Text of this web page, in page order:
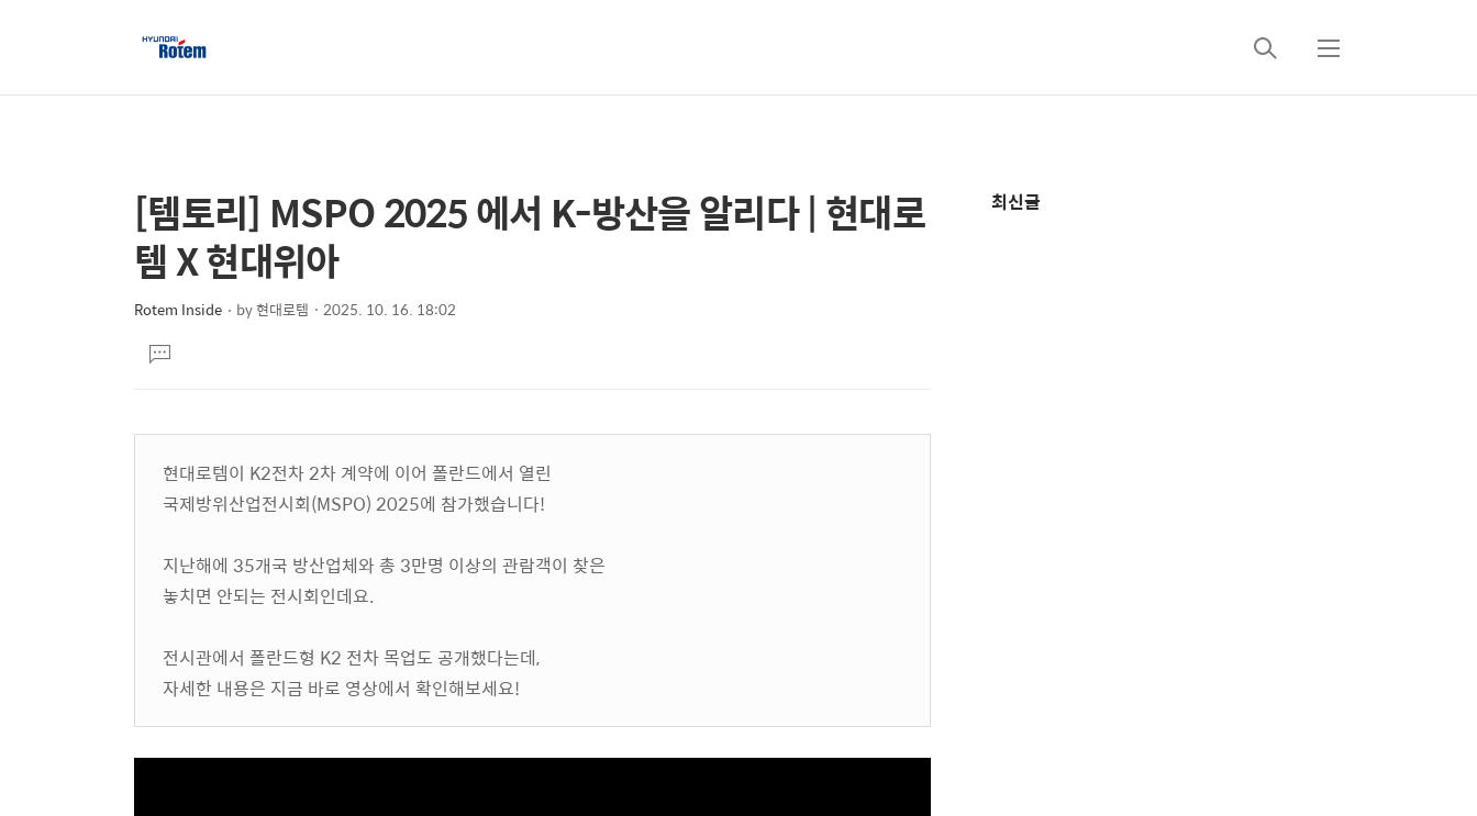
검
메
상
세
컨
텐
본
문
제
목
[템토리] MSPO 2025 에서 K-방산을 알리다 | 현대로
템 X 현대위아
Rotem Inside by현대로템 2025. 10. 16. 18:02
문댓
글
현대로템이 K2전차 2차 계약에 이어 폴란드에서 열린
국제방위산업전시회(MSPO) 2025에 참가했습니다!
지난해에 35개국 방산업체와 총 3만명 이상의 관람객이 찾은
놓치면 안되는 전시회인데요.
전시관에서 폴란드형 K2 전차 목업도 공개했다는데,
자세한 내용은 지금 바로 영상에서 확인해보세요!
추
최신글